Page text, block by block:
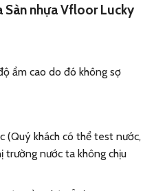
nhựa Vfloor Lucky
ẩm cao do đó không sợ
(Quý khách có thể test nước,
nước ta không chịu